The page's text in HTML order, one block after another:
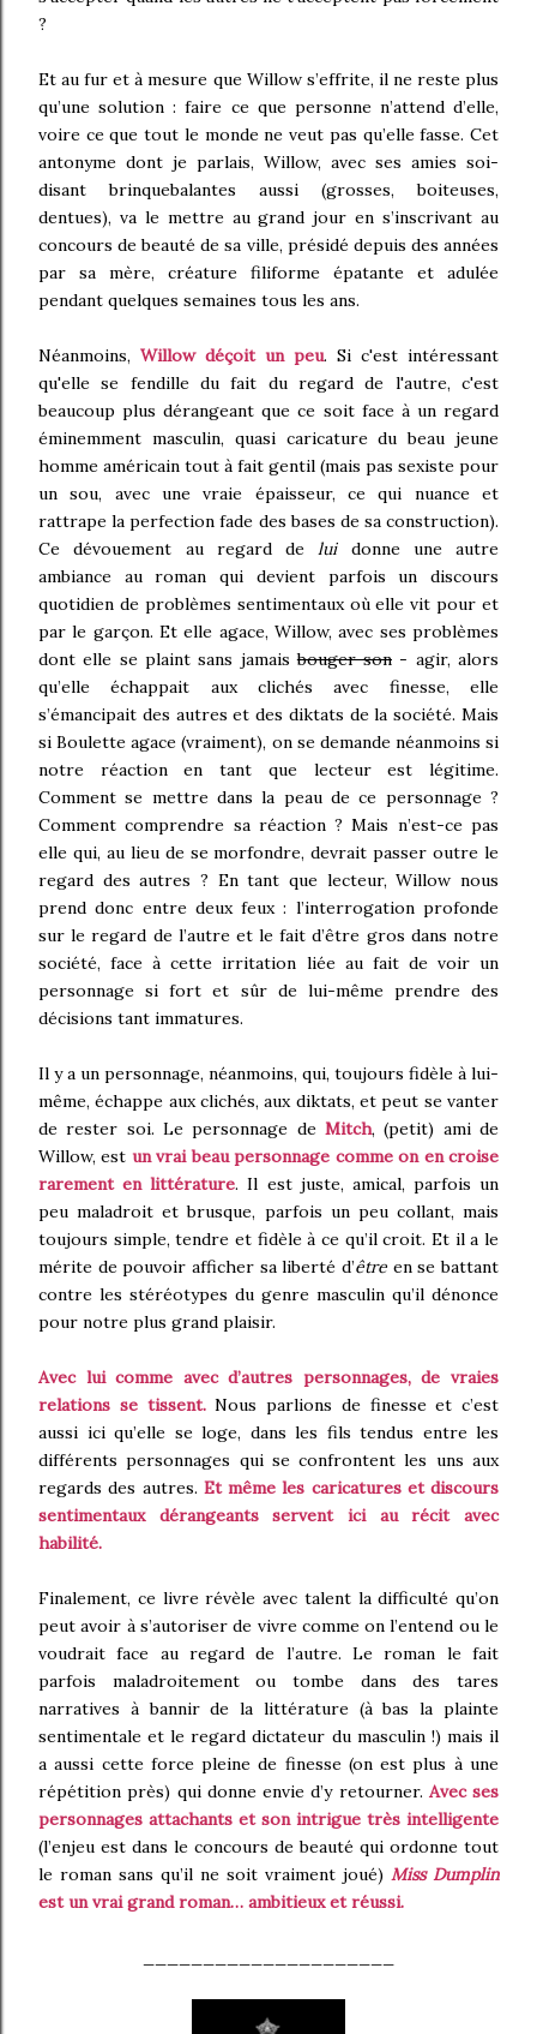
?
Et au fur et à mesure que Willow s’effrite, il ne reste plus
qu’une solution : faire ce que personne n’attend d’elle,
voire ce que tout le monde ne veut pas qu’elle fasse. Cet
antonyme dont je parlais, Willow, avec ses amies soi-
disant brinquebalantes aussi (grosses, boiteuses,
dentues), va le mettre au grand jour en s’inscrivant au
concours de beauté de sa ville, présidé depuis des années
par sa mère, créature filiforme épatante et adulée
pendant quelques semaines tous les ans.
Néanmoins, Willow déçoit un peu. Si c'est intéressant
qu'elle se fendille du fait du regard de l'autre, c'est
beaucoup plus dérangeant que ce soit face à un regard
éminemment masculin, quasi caricature du beau jeune
homme américain tout à fait gentil (mais pas sexiste pour
un sou, avec une vraie épaisseur, ce qui nuance et
rattrape la perfection fade des bases de sa construction).
Ce dévouement au regard de luidonne une autre
ambiance au roman qui devient parfois un discours
quotidien de problèmes sentimentaux où elle vit pour et
par le garçon. Et elle agace, Willow, avec ses problèmes
dont elle se plaint sans jamaisbouger son - agir, alors
qu’elle échappait aux clichés avec finesse, elle
s’émancipait des autres et des diktats de la société. Mais
si Boulette agace (vraiment), on se demande néanmoins si
notre réaction en tant que lecteur est légitime.
Comment se mettre dans la peau de ce personnage ?
Comment comprendre sa réaction ? Mais n’est-ce pas
elle qui, au lieu de se morfondre, devrait passer outre le
regard des autres ? En tant que lecteur, Willow nous
prend donc entre deux feux : l’interrogation profonde
sur le regard de l’autre et le fait d’être gros dans notre
société, face à cette irritation liée au fait de voir un
personnage si fort et sûr de lui-même prendre des
décisions tant immatures.
Il y a un personnage, néanmoins, qui, toujours fidèle à lui-
même, échappe aux clichés, aux diktats, et peut se vanter
de rester soi. Le personnage de Mitch, (petit) ami de
Willow, est un vrai beau personnage comme on en croise
rarement en littérature. Il est juste, amical, parfois un
peu maladroit et brusque, parfois un peu collant, mais
toujours simple, tendre et fidèle à ce qu’il croit. Et il a le
mérite de pouvoir afficher sa liberté d’être en se battant
contre les stéréotypes du genre masculin qu’il dénonce
pour notre plus grand plaisir.
Avec lui comme avec d’autres personnages, de vraies
relations se tissent.Nous parlions de finesse et c’est
aussi ici qu’elle se loge, dans les fils tendus entre les
différents personnages qui se confrontent les uns aux
regards des autres. Et même les caricatures et discours
sentimentaux dérangeants servent ici au récit avec
habilité.
Finalement, ce livre révèle avec talent la difficulté qu’on
peut avoir à s’autoriser de vivre comme on l’entend ou le
voudrait face au regard de l’autre. Le roman le fait
parfois maladroitement ou tombe dans des tares
narratives à bannir de la littérature (à bas la plainte
sentimentale et le regard dictateur du masculin !) mais il
a aussi cette force pleine de finesse (on est plus à une
répétition près) qui donne envie d’y retourner. Avec ses
personnages attachants et son intrigue très intelligente
(l’enjeu est dans le concours de beauté qui ordonne tout
le roman sans qu’il ne soit vraiment joué) Miss Dumplin
est un vrai grand roman… ambitieux et réussi.